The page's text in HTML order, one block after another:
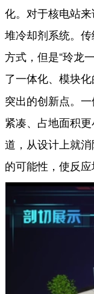
化。对于核电站
堆冷却剂系统。
方式，但是“玲龙
了一体化、模块
突出的创新点。
紧凑、占地面积
道，从设计上就
的可能性，使反应